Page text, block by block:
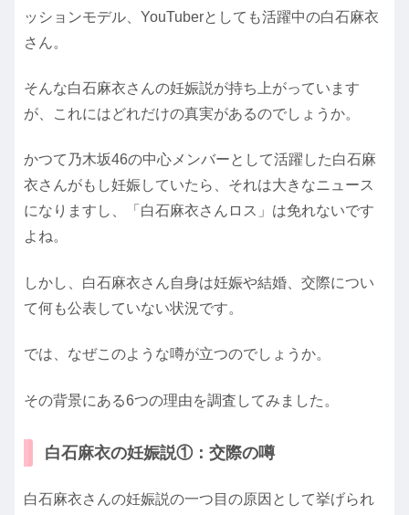
ッションモデル、YouTuberとしても活躍中の白石麻衣
さん。
そんな白石麻衣さんの妊娠説が持ち上がっています
が、これにはどれだけの真実があるのでしょうか。
かつて乃木坂46の中心メンバーとして活躍した白石麻
衣さんがもし妊娠していたら、それは大きなニュース
になりますし、「白石麻衣さんロス」は免れないです
よね。
しかし、白石麻衣さん自身は妊娠や結婚、交際につい
て何も公表していない状況です。
では、なぜこのような噂が立つのでしょうか。
その背景にある6つの理由を調査してみました。
白石麻衣の妊娠説①：交際の噂
白石麻衣さんの妊娠説の一つ目の原因として挙げられ